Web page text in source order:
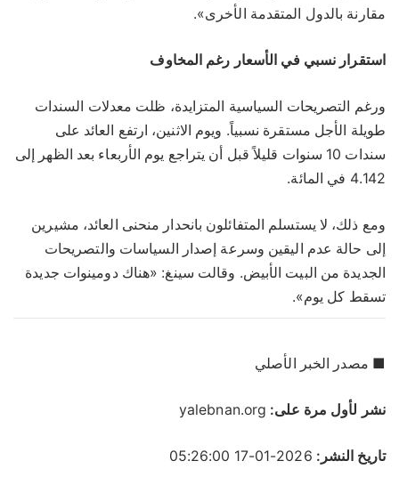
مقارنة بالدول المتقدمة الأخرى».
استقرار نسبي في الأسعار رغم المخاوف
ورغم التصريحات السياسية المتزايدة، ظلت معدلات السندات
طويلة الأجل مستقرة نسبياً. ويوم الاثنين، ارتفع العائد على
سندات 10 سنوات قليلاً قبل أن يتراجع يوم الأربعاء بعد الظهر إلى
4.142 في المائة.
ومع ذلك، لا يستسلم المتفائلون بانحدار منحنى العائد، مشيرين
إلى حالة عدم اليقين وسرعة إصدار السياسات والتصريحات
الجديدة من البيت الأبيض. وقالت سينغ: «هناك دومينوات جديدة
تسقط كل يوم».
■ مصدر الخبر الأصلي
نشر لأول مرة على: yalebnan.org
تاريخ النشر: 2026-01-17 05:26:00